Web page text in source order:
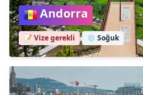
Andorra
📝 Vize gerekli ❄️ Soğuk